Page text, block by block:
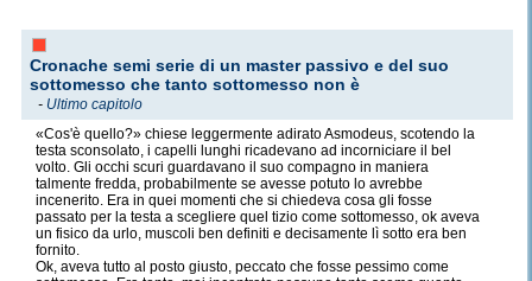
Cronache semi serie di un master passivo e del suo
sottomesso che tanto sottomesso non è
- Ultimo capitolo
«Cos'è quello?» chiese leggermente adirato Asmodeus, scotendo la
testa sconsolato, i capelli lunghi ricadevano ad incorniciare il bel
volto. Gli occhi scuri guardavano il suo compagno in maniera
talmente fredda, probabilmente se avesse potuto lo avrebbe
incenerito. Era in quei momenti che si chiedeva cosa gli fosse
passato per la testa a scegliere quel tizio come sottomesso, ok aveva
un fisico da urlo, muscoli ben definiti e decisamente lì sotto era ben
fornito.
Ok, aveva tutto al posto giusto, peccato che fosse pessimo come